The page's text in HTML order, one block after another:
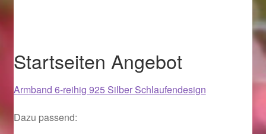
Startseiten Angebot
Armband 6-reihig 925 Silber Schlaufendesign
Dazu passend: